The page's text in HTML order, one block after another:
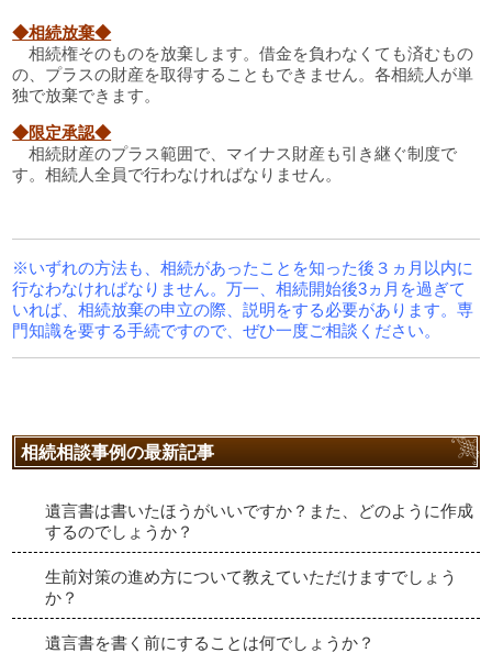
◆相続放棄◆
相続権そのものを放棄します。借金を負わなくても済むもの
の、プラスの財産を取得することもできません。各相続人が単
独で放棄できます。
◆限定承認◆
相続財産のプラス範囲で、マイナス財産も引き継ぐ制度で
す。相続人全員で行わなければなりません。
※いずれの方法も、相続があったことを知った後３ヵ月以内に
行なわなければなりません。万一、相続開始後3ヵ月を過ぎて
いれば、相続放棄の申立の際、説明をする必要があります。専
門知識を要する手続ですので、ぜひ一度ご相談ください。
相続相談事例の最新記事
遺言書は書いたほうがいいですか？また、どのように作成
するのでしょうか？
生前対策の進め方について教えていただけますでしょう
か？
遺言書を書く前にすることは何でしょうか？